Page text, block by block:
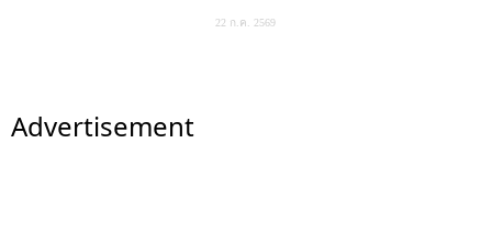
22 ก.ค. 2569
Advertisement